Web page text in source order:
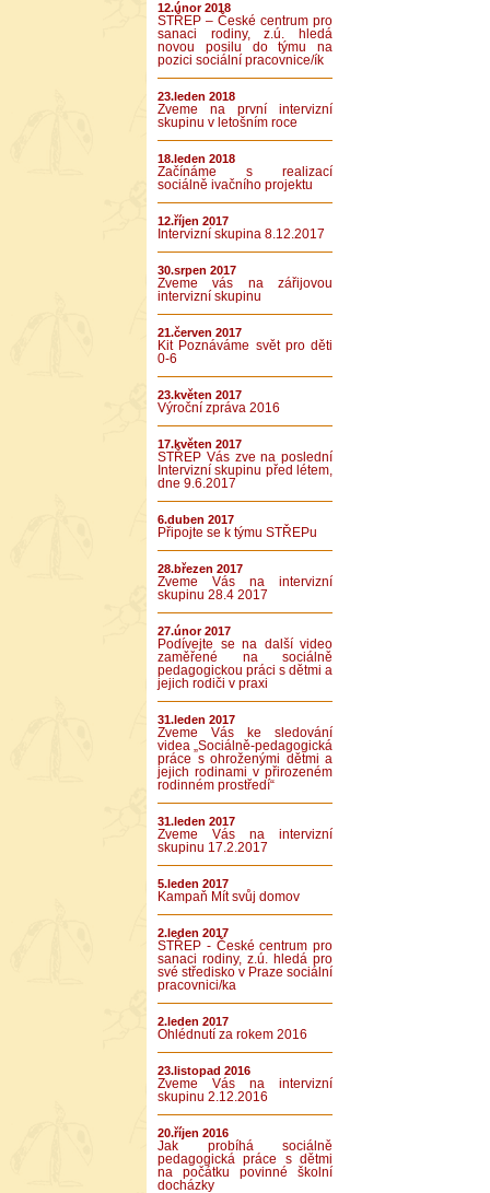
12.únor 2018
STŘEP – České centrum pro
sanaci rodiny, z.ú. hledá
novou posilu do týmu na
pozici sociální pracovnice/ík
23.leden 2018
Zveme na první intervizní
skupinu v letošním roce
18.leden 2018
Začínáme s realizací
sociálně ivačního projektu
12.říjen 2017
Intervizní skupina 8.12.2017
30.srpen 2017
Zveme vás na zářijovou
intervizní skupinu
21.červen 2017
Kit Poznáváme svět pro děti
0-6
23.květen 2017
Výroční zpráva 2016
17.květen 2017
STŘEP Vás zve na poslední
Intervizní skupinu před létem,
dne 9.6.2017
6.duben 2017
Připojte se k týmu STŘEPu
28.březen 2017
Zveme Vás na intervizní
skupinu 28.4 2017
27.únor 2017
Podívejte se na další video
zaměřené na sociálně
pedagogickou práci s dětmi a
jejich rodiči v praxi
31.leden 2017
Zveme Vás ke sledování
videa „Sociálně-pedagogická
práce s ohroženými dětmi a
jejich rodinami v přirozeném
rodinném prostředí“
31.leden 2017
Zveme Vás na intervizní
skupinu 17.2.2017
5.leden 2017
Kampaň Mít svůj domov
2.leden 2017
STŘEP - České centrum pro
sanaci rodiny, z.ú. hledá pro
své středisko v Praze sociální
pracovnici/ka
2.leden 2017
Ohlédnutí za rokem 2016
23.listopad 2016
Zveme Vás na intervizní
skupinu 2.12.2016
20.říjen 2016
Jak probíhá sociálně
pedagogická práce s dětmi
na počátku povinné školní
docházky